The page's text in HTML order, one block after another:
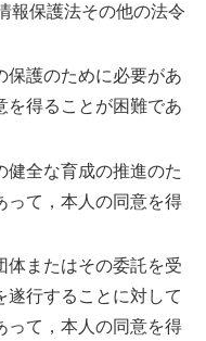
報保護法その他の法令
保護のために必要があ
を得ることが困難であ
健全な育成の推進のた
って，本人の同意を得
体またはその委託を受
遂行することに対して
って，本人の同意を得